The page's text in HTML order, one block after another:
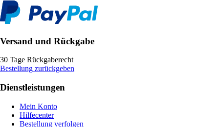
Versand und Rückgabe
30 Tage Rückgaberecht
Bestellung zurückgeben
Dienstleistungen
Mein Konto
Hilfecenter
Bestellung verfolgen